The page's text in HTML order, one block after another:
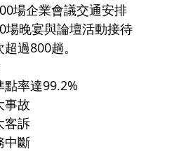
場企業會議交通安排
場晚宴與論壇活動接待
過800趟。
點率達99.2%
事故
客訴
中斷